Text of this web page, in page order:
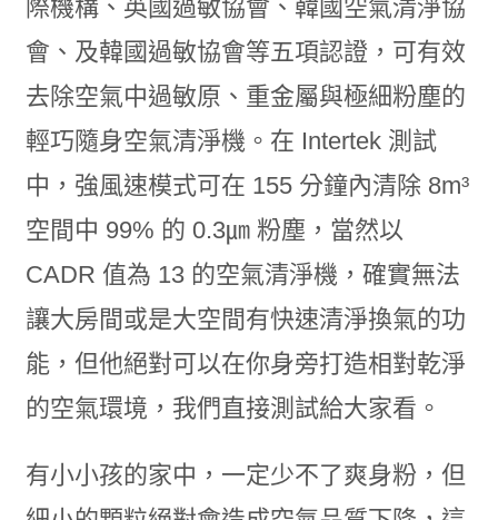
際機構、英國過敏協會、韓國空氣清淨協
會、及韓國過敏協會等五項認證，可有效
去除空氣中過敏原、重金屬與極細粉塵的
輕巧隨身空氣清淨機。在 Intertek 測試
中，強風速模式可在 155 分鐘內清除 8m³
空間中 99% 的 0.3㎛ 粉塵，當然以
CADR 值為 13 的空氣清淨機，確實無法
讓大房間或是大空間有快速清淨換氣的功
能，但他絕對可以在你身旁打造相對乾淨
的空氣環境，我們直接測試給大家看。
有小小孩的家中，一定少不了爽身粉，但